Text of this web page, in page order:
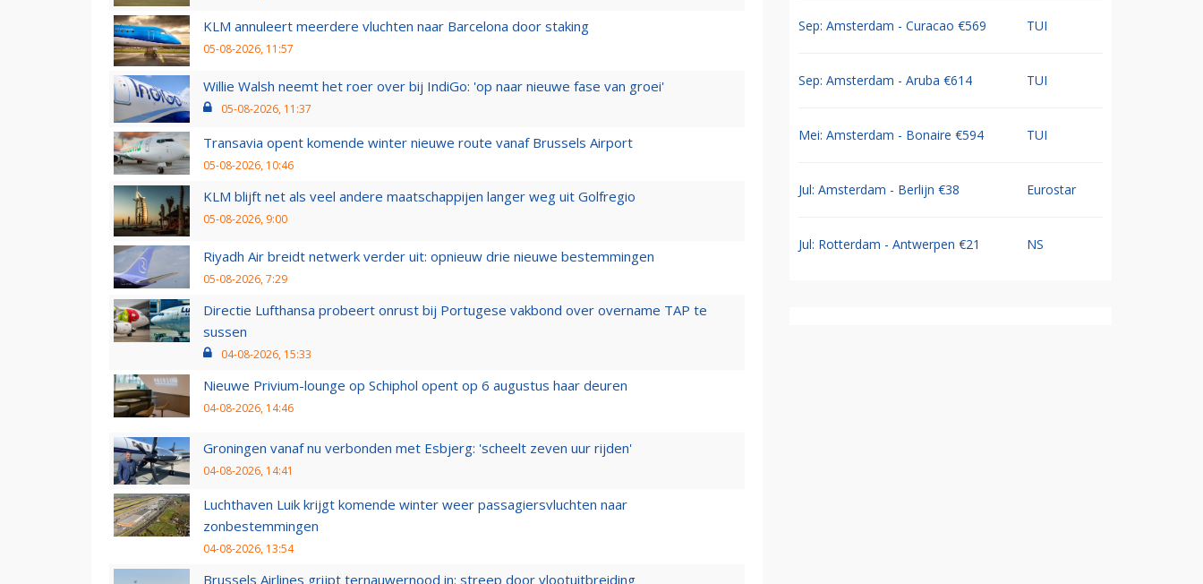
KLM annuleert meerdere vluchten naar Barcelona door staking
05-08-2026, 11:57
Willie Walsh neemt het roer over bij IndiGo: 'op naar nieuwe fase van groei'
05-08-2026, 11:37
Transavia opent komende winter nieuwe route vanaf Brussels Airport
05-08-2026, 10:46
KLM blijft net als veel andere maatschappijen langer weg uit Golfregio
05-08-2026, 9:00
Riyadh Air breidt netwerk verder uit: opnieuw drie nieuwe bestemmingen
05-08-2026, 7:29
Directie Lufthansa probeert onrust bij Portugese vakbond over overname TAP te
sussen
04-08-2026, 15:33
Nieuwe Privium-lounge op Schiphol opent op 6 augustus haar deuren
04-08-2026, 14:46
Groningen vanaf nu verbonden met Esbjerg: 'scheelt zeven uur rijden'
04-08-2026, 14:41
Luchthaven Luik krijgt komende winter weer passagiersvluchten naar
zonbestemmingen
04-08-2026, 13:54
Brussels Airlines grijpt ternauwernood in: streep door vlootuitbreiding
Sep: Amsterdam - Curacao €569 TUI
Sep: Amsterdam - Aruba €614 TUI
Mei: Amsterdam - Bonaire €594 TUI
Jul: Amsterdam - Berlijn €38 Eurostar
Jul: Rotterdam - Antwerpen €21 NS